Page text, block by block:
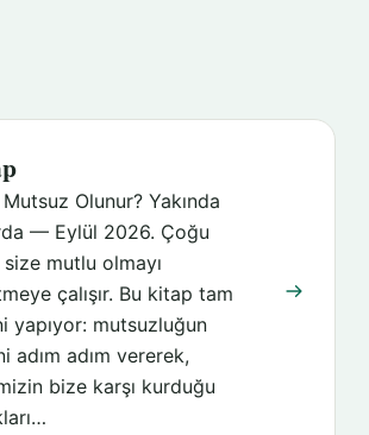
Mutsuz Olunur? Yakında
— Eylül 2026. Çoğu
mutlu olmayı
çalışır. Bu kitap tam
yapıyor: mutsuzluğun
adım adım vererek,
bize karşı kurduğu